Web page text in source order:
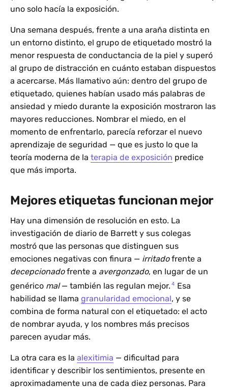
uno solo hacía la exposición.
Una semana después, frente a una araña distinta en
un entorno distinto, el grupo de etiquetado mostró la
menor respuesta de conductancia de la piel y superó
al grupo de distracción en cuánto estaban dispuestos
a acercarse. Más llamativo aún: dentro del grupo de
etiquetado, quienes habían usado más palabras de
ansiedad y miedo durante la exposición mostraron las
mayores reducciones. Nombrar el miedo, en el
momento de enfrentarlo, parecía reforzar el nuevo
aprendizaje de seguridad — que es justo lo que la
teoría moderna de la terapia de exposición predice
que más importa.
Mejores etiquetas funcionan mejor
Hay una dimensión de resolución en esto. La
investigación de diario de Barrett y sus colegas
mostró que las personas que distinguen sus
emociones negativas con finura — irritadofrente a
decepcionadofrente a avergonzado, en lugar de un
genérico mal— también las regulan mejor. 4 Esa
habilidad se llama granularidad emocional, y se
combina de forma natural con el etiquetado: el acto
de nombrar ayuda, y los nombres más precisos
parecen ayudar más.
La otra cara es la alexitimia — dificultad para
identificar y describir los sentimientos, presente en
aproximadamente una de cada diez personas. Para